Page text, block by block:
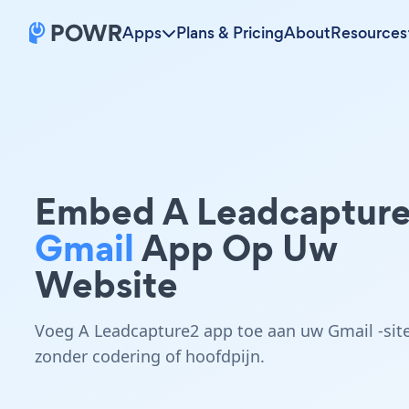
Apps Plans & PricingAboutResources
Embed A
GmailApp Op Uw
Website
Voeg A Leadcapture2 app toe aan uw Gmail -
zonder codering of hoofdpijn.